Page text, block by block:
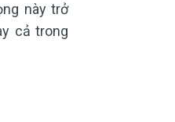
này trở
cả trong